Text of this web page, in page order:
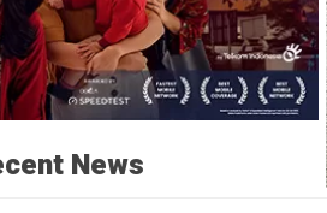
News